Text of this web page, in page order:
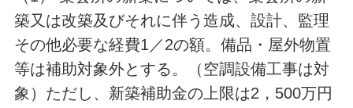
築又は改築及びそれに伴う造成、設計、監理
その他必要な経費1／2の額。備品・屋外物置
等は補助対象外とする。（空調設備工事は対
象）ただし、新築補助金の上限は2，500万円